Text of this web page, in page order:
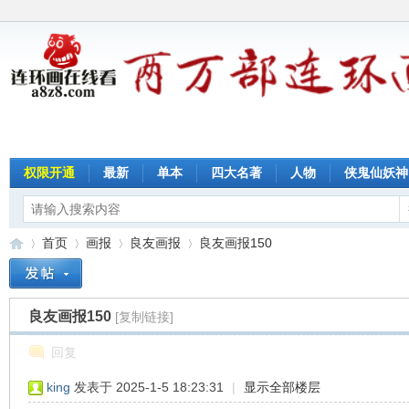
权限开通 最新 单本 四大名著 人物 侠鬼仙妖神
»
首页
›
画报
›
良友画报 良友画报150
良友画报150 [复制链接]
回复
king 发表于 2025-1-5 18:23:31 | 显示全部楼层